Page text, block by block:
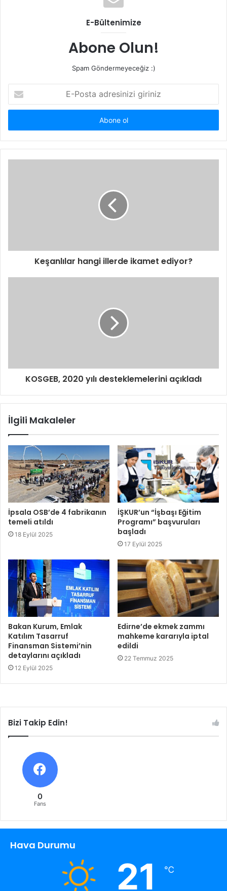
E-Bültenimize
Abone Olun!
Spam Göndermeyeceğiz :)
Posta
adresinizi
Keşanlılar hangi illerde ikamet ediyor?
KOSGEB, 2020 yılı desteklemelerini açıkladı
İlgili Makaleler
İpsala OSB’de 4 fabrikanın
temeli atıldı
18 Eylül 2025
İŞKUR’un “İşbaşı Eğitim
Programı” başvuruları
başladı
17 Eylül 2025
Bakan Kurum, Emlak
Katılım Tasarruf
Finansman Sistemi’nin
detaylarını açıkladı
12 Eylül 2025
Edirne’de ekmek zammı
mahkeme kararıyla iptal
edildi
22 Temmuz 2025
Bizi Takip Edin!
0
Fans
Hava Durumu
21 ℃